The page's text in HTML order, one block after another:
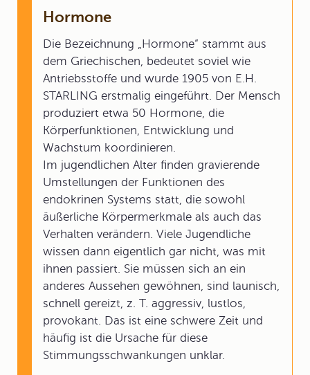
Hormone
Die Bezeichnung „Hormone“ stammt aus
dem Griechischen, bedeutet soviel wie
Antriebsstoffe und wurde 1905 von E.H.
STARLING erstmalig eingeführt. Der Mensch
produziert etwa 50 Hormone, die
Körperfunktionen, Entwicklung und
Wachstum koordinieren.
Im jugendlichen Alter finden gravierende
Umstellungen der Funktionen des
endokrinen Systems statt, die sowohl
äußerliche Körpermerkmale als auch das
Verhalten verändern. Viele Jugendliche
wissen dann eigentlich gar nicht, was mit
ihnen passiert. Sie müssen sich an ein
anderes Aussehen gewöhnen, sind launisch,
schnell gereizt, z. T. aggressiv, lustlos,
provokant. Das ist eine schwere Zeit und
häufig ist die Ursache für diese
Stimmungsschwankungen unklar.